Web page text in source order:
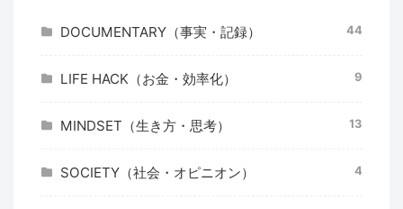
DOCUMENTARY（事実・記録） 44
LIFE HACK（お金・効率化） 9
MINDSET（生き方・思考） 13
SOCIETY（社会・オピニオン） 4